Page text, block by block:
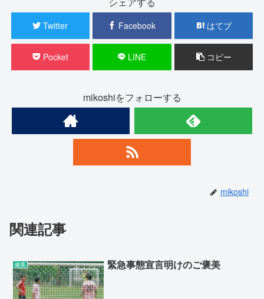
Twitter Facebook はてブ
Pocket LINE コピー
mikoshiをフォローする
mikoshi
関連記事
健康 緊急事態宣言明けのご褒美